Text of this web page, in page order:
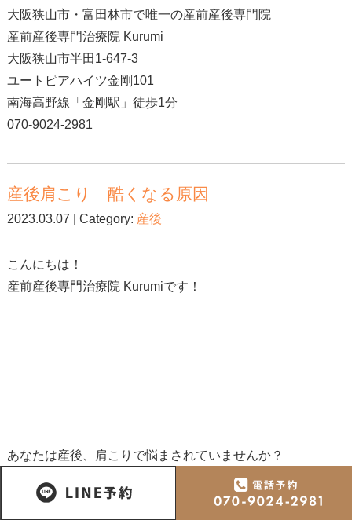
大阪狭山市・富田林市で唯一の産前産後専門院
産前産後専門治療院 Kurumi
大阪狭山市半田1-647-3
ユートピアハイツ金剛101
南海高野線「金剛駅」徒歩1分
070-9024-2981
産後肩こり 酷くなる原因
2023.03.07 | Category: 産後
こんにちは！
産前産後専門治療院 Kurumiです！
あなたは産後、肩こりで悩まされていませんか？